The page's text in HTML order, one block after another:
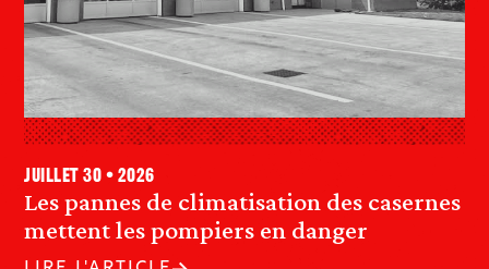
Les pannes de climatisation des casernes
mettent les pompiers en danger
juillet 30 • 2026